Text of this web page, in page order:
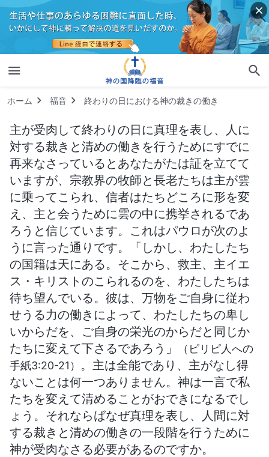
ホーム 福音 終わりの日における神の裁きの働き
主が受肉して終わりの日に真理を表し、人に
対する裁きと清めの働きを行うためにすでに
再来なさっているとあなたがたは証を立てて
いますが、宗教界の牧師と長老たちは主が雲
に乗ってこられ、信者はたちどころに形を変
え、主と会うために雲の中に携挙されるであ
ろうと信じています。これはパウロが次のよ
うに言った通りです。「しかし、わたしたち
の国籍は天にある。そこから、救主、主イエ
ス・キリストのこられるのを、わたしたちは
待ち望んでいる。彼は、万物をご自身に従わ
せうる力の働きによって、わたしたちの卑し
いからだを、ご自身の栄光のからだと同じか
たちに変えて下さるであろう」
（ピリピ人への
手紙3:20-21） 。主は全能であり、主がなし得
ないことは何一つありません。神は一言で私
たちを変えて清めることがおできになるでし
ょう。それならばなぜ真理を表し、人間に対
する裁きと清めの働きの一段階を行うために
神が受肉なさる必要があるのですか。